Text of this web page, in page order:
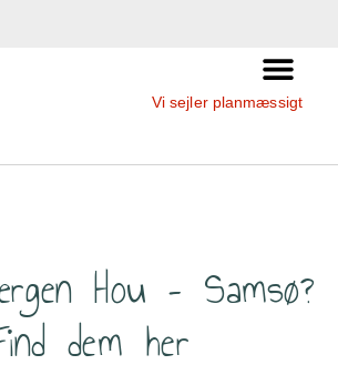
Vi sejler planmæssigt
Hou – Samsø?
dem her